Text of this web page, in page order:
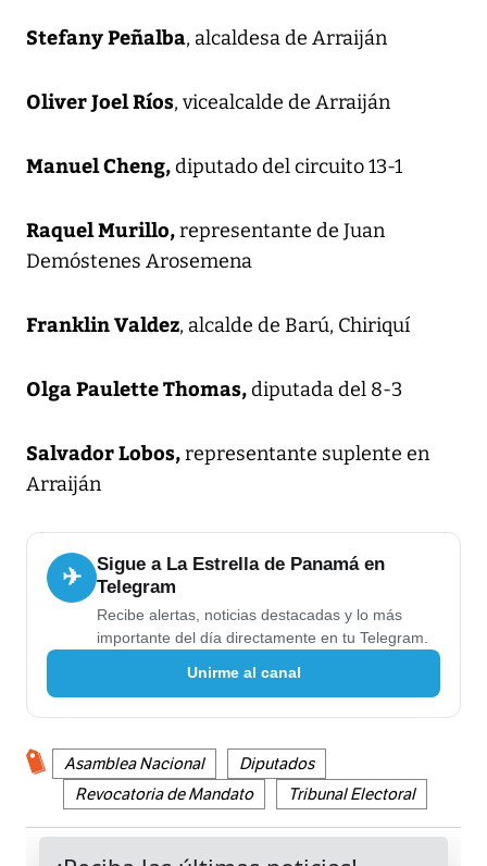
Stefany Peñalba, alcaldesa de Arraiján
Oliver Joel Ríos, vicealcalde de Arraiján
Manuel Cheng,diputado del circuito 13-1
Raquel Murillo,representante de Juan
Demóstenes Arosemena
Franklin Valdez, alcalde de Barú, Chiriquí
Olga Paulette Thomas,diputada del 8-3
Salvador Lobos,representante suplente en
Arraiján
✈
Sigue a La Estrella de Panamá en
Telegram
Recibe alertas, noticias destacadas y lo más
importante del día directamente en tu Telegram.
Unirme al canal
Asamblea Nacional
Diputados
Revocatoria de Mandato
Tribunal Electoral